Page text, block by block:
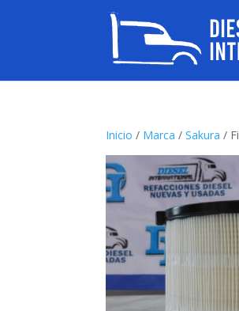
Inicio / Marca /Sakura /